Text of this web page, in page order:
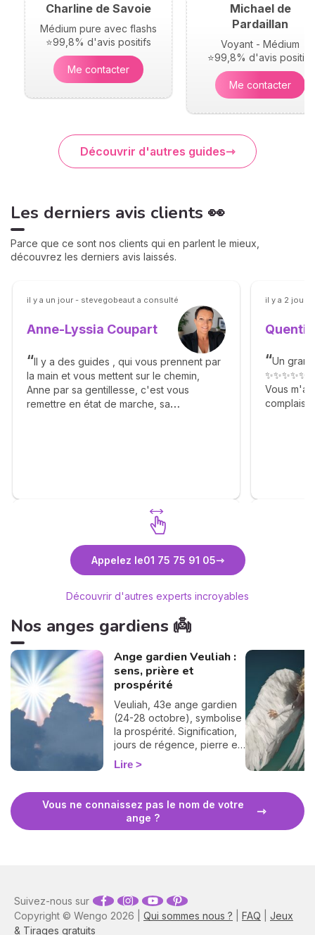
Charline de Savoie
Médium pure avec flashs
⭐99,8% d'avis positifs
Me contacter
Michael de
Pardaillan
Voyant - Médium
⭐99,8% d'avis positifs
Me contacter
Découvrir d'autres guides
Les derniers avis clients 👀
Parce que ce sont nos clients qui en parlent le mieux,
découvrez les derniers avis laissés.
il y a un jour - stevegobeaut a consulté
Anne-Lyssia Coupart
Il y a des guides , qui vous prennent par
la main et vous mettent sur le chemin,
Anne par sa gentillesse, c'est vous
remettre en état de marche, sa
Découvrez Anne-Lyssia Coupart
il y a 2
Un
Vous
Appelez le01 75 75 91 05
Découvrir d'autres experts incroyables
Nos anges gardiens 👼
Ange gardien Veuliah :
sens, prière et
prospérité
Veuliah, 43e ange gardien
(24-28 octobre), symbolise
la prospérité. Signification,
jours de régence, pierre et
prière pour l'invoquer.
Lire
Vous ne connaissez pas le nom de votre
ange ?
Copyright © Wengo 2026 | Qui sommes nous ? FAQ
Jeux
& Tirages gratuits
Suivez-nous sur